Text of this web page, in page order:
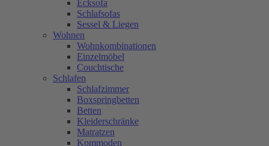
Ecksofa
Schlafsofas
Sessel & Liegen
Wohnen
Wohnkombinationen
Einzelmöbel
Couchtische
Schlafen
Schlafzimmer
Boxspringbetten
Betten
Kleiderschränke
Matratzen
Kommoden